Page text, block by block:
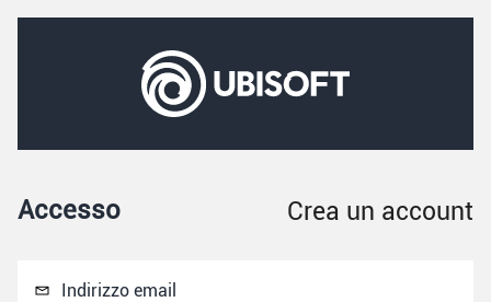
Accesso Crea un account
Indirizzo email